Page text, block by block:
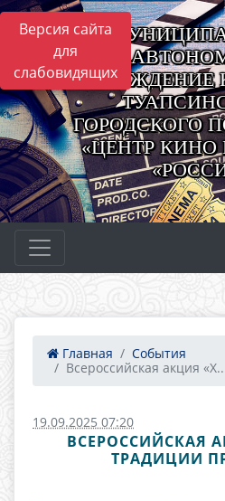
Версия сайта
для
слабовидящихУЧРЕЖДЕНИЕ
ГОРОДСКОГО
«ЦЕНТР КИНО
Главная
События
Всероссийская акция
19.09.2025 07:20
ВСЕРОССИЙСКАЯ
ТРАДИЦИИ